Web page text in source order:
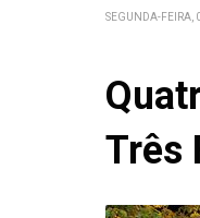
SEGUNDA-FEIRA,
Três